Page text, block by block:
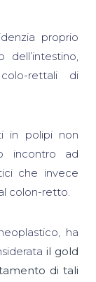
proprio
rettali di
in polipi non
incontro ad
che invece
colon-retto.
ha
il gold
di tali